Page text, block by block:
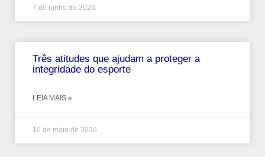
7 de junho de 2026
Três atitudes que ajudam a proteger a
integridade do esporte
LEIA MAIS »
10 de maio de 2026